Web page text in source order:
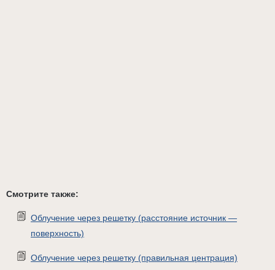
Смотрите также:
Облучение через решетку (расстояние источник —
поверхность)
Облучение через решетку (правильная центрация)